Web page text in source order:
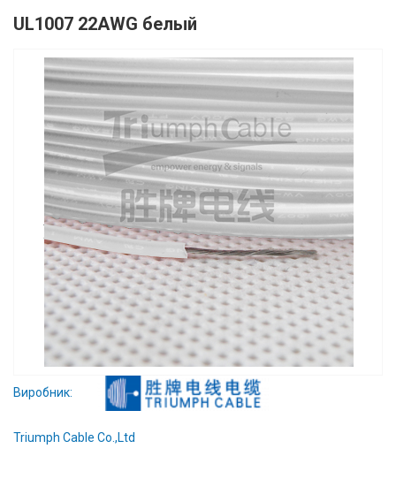
UL1007 22AWG белый
Виробник:
Triumph Cable Co.,Ltd